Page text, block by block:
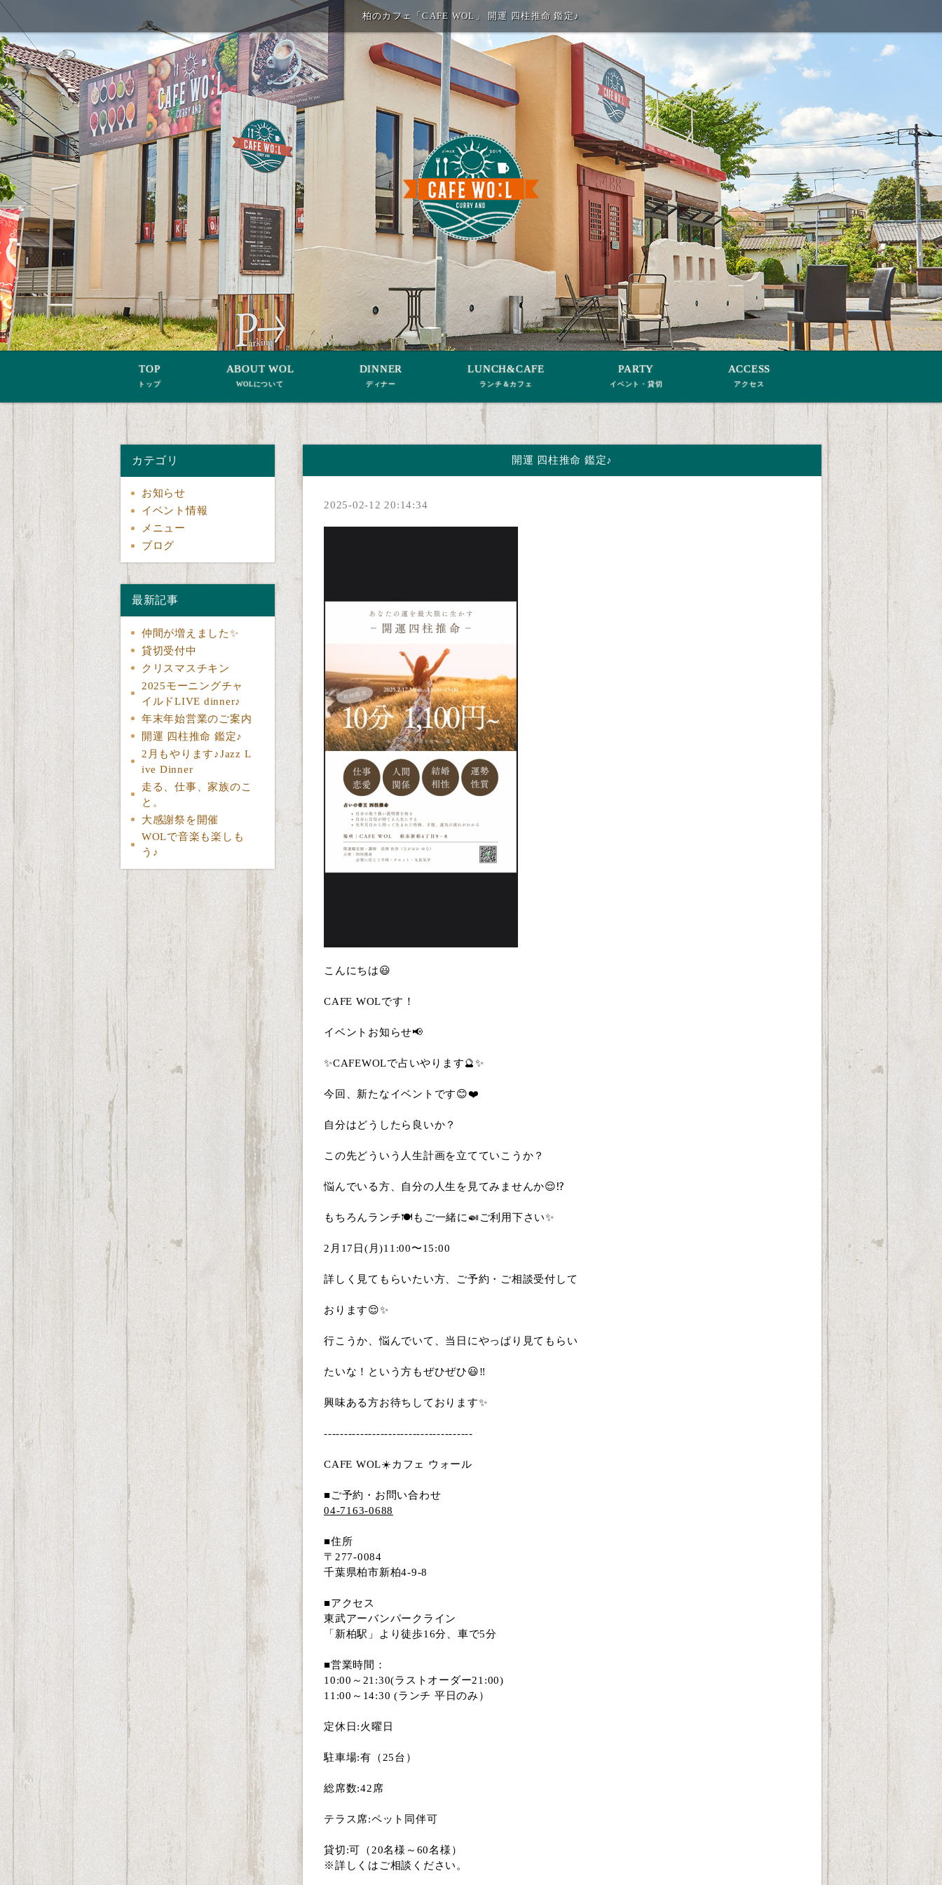
柏のカフェ「CAFE WOL」 開運 四柱推命 鑑定♪
TOP
トップ
ABOUT WOL
WOLについて
DINNER
ディナー
LUNCH&CAFE
ランチ＆カフェ
PARTY
イベント・貸切
ACCESS
アクセス
カテゴリ
お知らせ
イベント情報
メニュー
ブログ
最新記事
仲間が増えました✨
貸切受付中
クリスマスチキン
2025モーニングチャ
イルドLIVE dinner♪
年末年始営業のご案内
開運 四柱推命 鑑定♪
2月もやります♪Jazz L
ive Dinner
走る、仕事、家族のこ
と。
大感謝祭を開催
WOLで音楽も楽しも
う♪
開運 四柱推命 鑑定♪
2025-02-12 20:14:34
こんにちは😃
CAFE WOLです！
イベントお知らせ📢
✨CAFEWOLで占いやります🔮✨
今回、新たなイベントです😊❤️
自分はどうしたら良いか？
この先どういう人生計画を立てていこうか？
悩んでいる方、自分の人生を見てみませんか😌⁉️
もちろんランチ🍽️もご一緒に🍛ご利用下さい✨
2月17日(月)11:00〜15:00
詳しく見てもらいたい方、ご予約・ご相談受付して
おります😌✨
行こうか、悩んでいて、当日にやっぱり見てもらい
たいな！という方もぜひぜひ😃‼️
興味ある方お待ちしております✨
-------------------------------------
CAFE WOL☀️カフェ ウォール
■ご予約・お問い合わせ
04-7163-0688
■住所
〒277-0084
千葉県柏市新柏4-9-8
■アクセス
東武アーバンパークライン
「新柏駅」より徒歩16分、車で5分
■営業時間：
10:00～21:30(ラストオーダー21:00)
11:00～14:30 (ランチ 平日のみ）
定休日:火曜日
駐車場:有（25台）
総席数:42席
テラス席:ペット同伴可
貸切:可（20名様～60名様）
※詳しくはご相談ください。